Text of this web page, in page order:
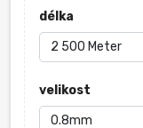
délka
velikost